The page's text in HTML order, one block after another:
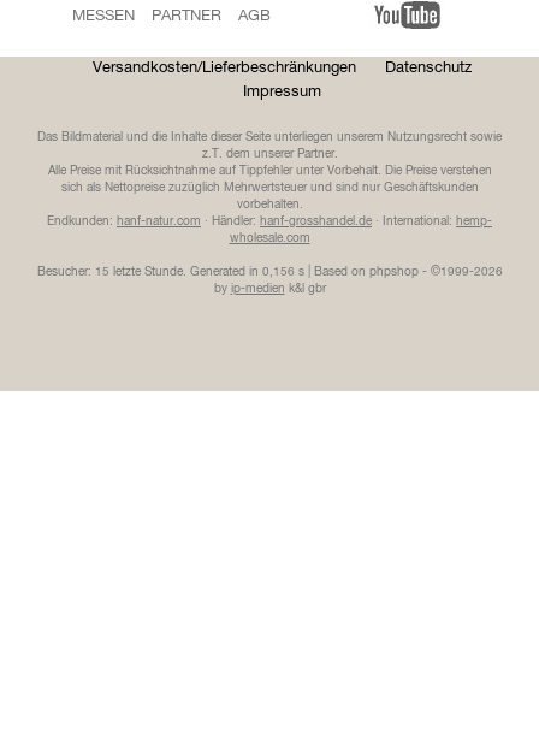
MESSEN
PARTNER AGB
Versandkosten/Lieferbeschränkungen
Datenschutz
Impressum
Das Bildmaterial und die Inhalte dieser Seite unterliegen unserem Nutzungsrecht sowie
z.T. dem unserer Partner.
Alle Preise mit Rücksichtnahme auf Tippfehler unter Vorbehalt. Die Preise verstehen
sich als Nettopreise zuzüglich Mehrwertsteuer und sind nur Geschäftskunden
vorbehalten.
Endkunden: hanf-natur.com · Händler: hanf-grosshandel.de · International: hemp-
wholesale.com
Besucher: 15 letzte Stunde. Generated in 0,156 s | Based on phpshop - ©1999-2026
by ip-medien k&l gbr